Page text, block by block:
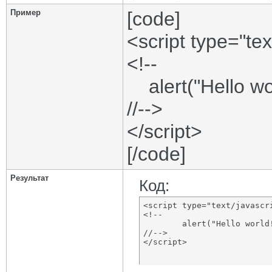
Пример
[code]
<script
<!--
alert("Hello
//-->
</script>
[/code]
Результат Код:
<script type="text/
<!--
//-->
</script>